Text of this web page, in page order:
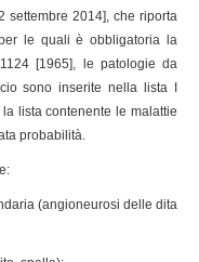
settembre 2014], che riporta
per le quali è obbligatoria la
[1965], le patologie da
sono inserite nella lista I
lista contenente le malattie
probabilità.
(angioneurosi delle dita